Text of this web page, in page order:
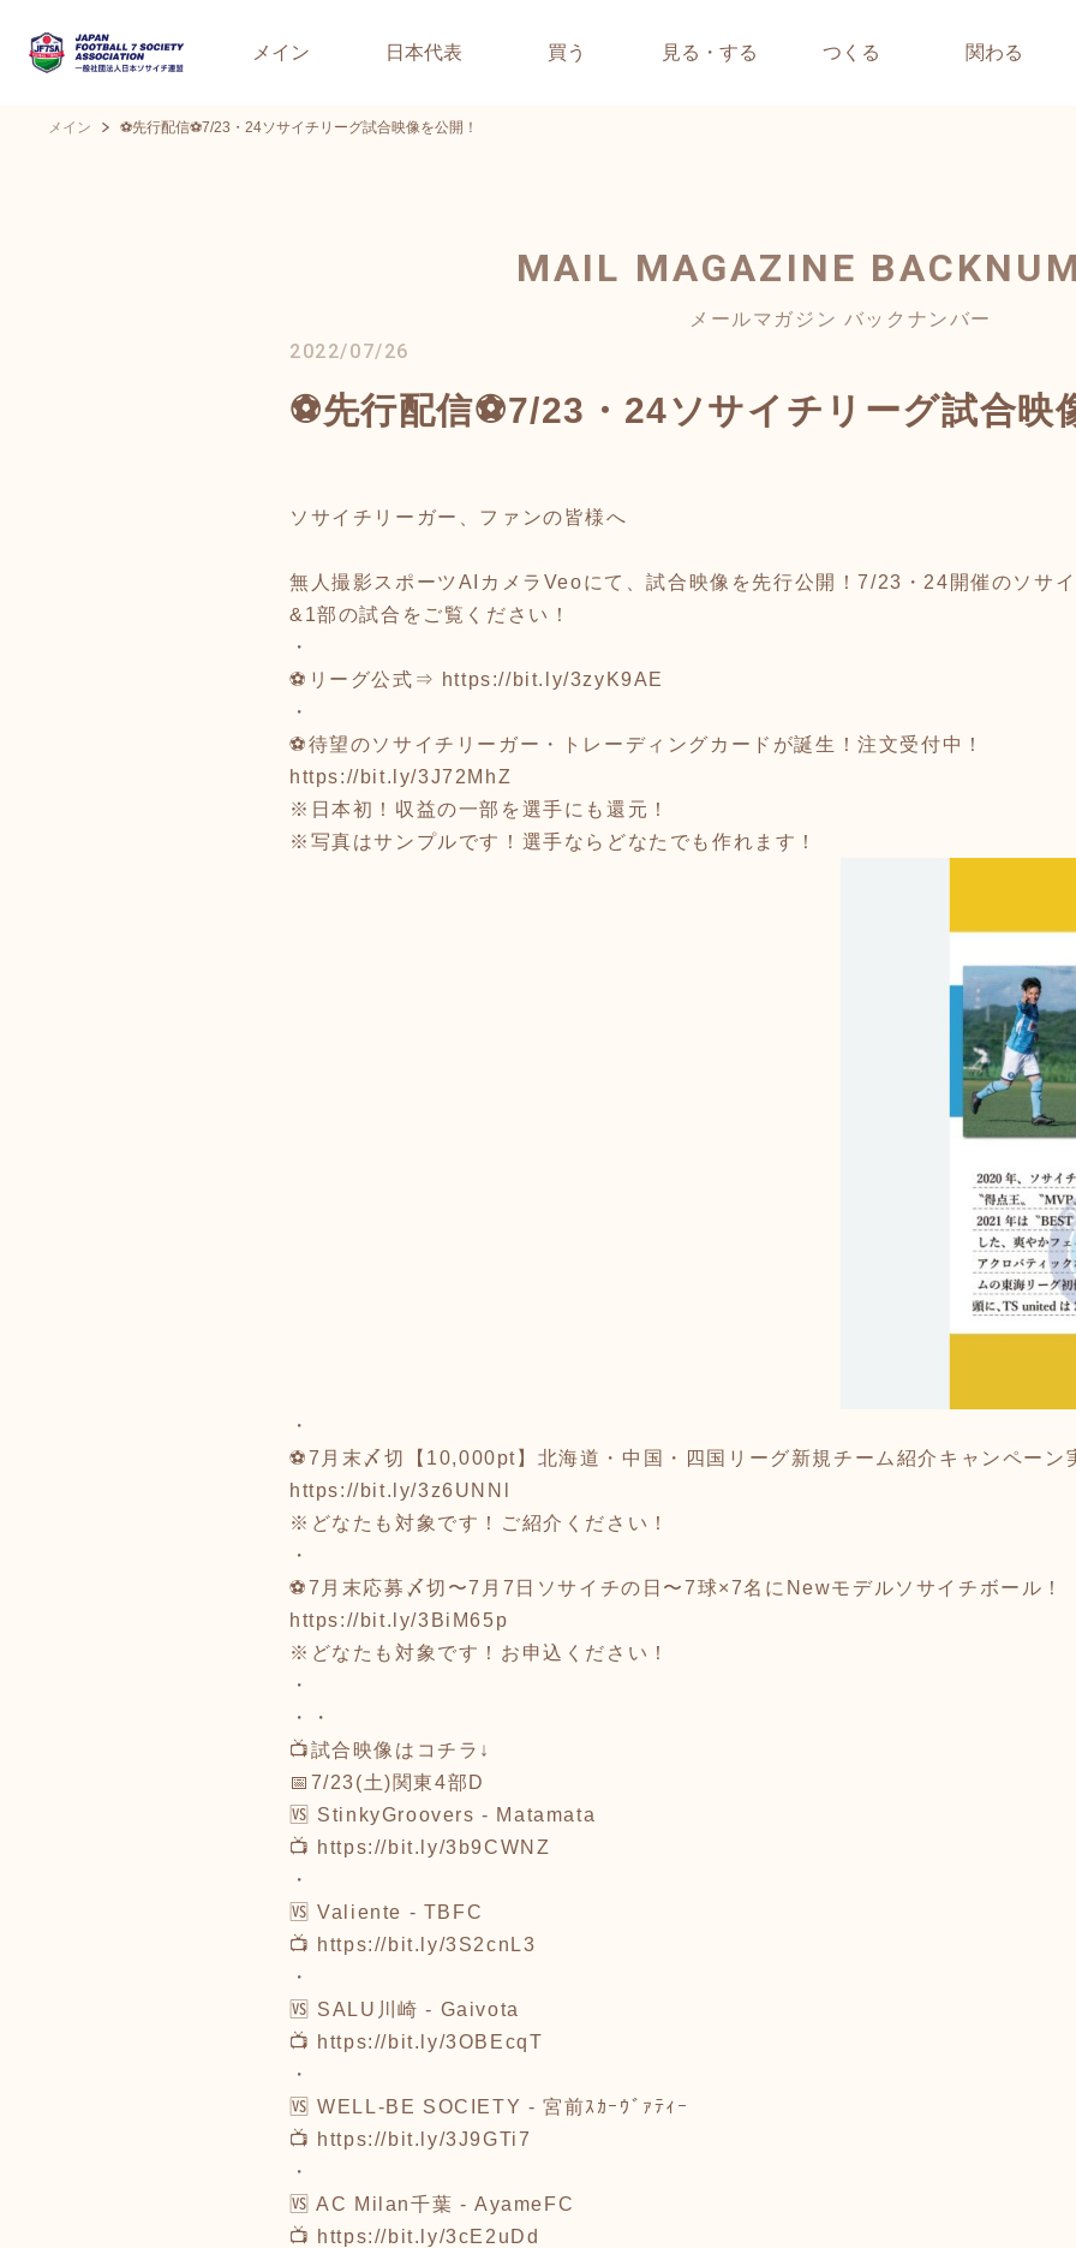
メイン 日本代表 買う 見る・する つくる 関わる
メイン ⚽先行配信⚽7/23・24ソサイチリーグ試合映像を公開！
MAIL MAGAZINE
メールマガジン バックナンバー
2022/07/26
⚽先行配信⚽7/23・24ソサイチリーグ試合映
ソサイチリーガー、ファンの皆様へ
無人撮影スポーツAIカメラVeoにて、試合映像を先行公開！7/23・24開催のソサ
&1部の試合をご覧ください！
・
⚽リーグ公式⇒ https://bit.ly/3zyK9AE
・
⚽待望のソサイチリーガー・トレーディングカードが誕生！注文受付中！
https://bit.ly/3J72MhZ
※日本初！収益の一部を選手にも還元！
※写真はサンプルです！選手ならどなたでも作れます！
・
⚽7月末〆切【10,000pt】北海道・中国・四国リーグ新規チーム紹介キャンペーン
https://bit.ly/3z6UNNl
※どなたも対象です！ご紹介ください！
・
⚽7月末応募〆切〜7月7日ソサイチの日〜7球×7名にNewモデルソサイチボール！
https://bit.ly/3BiM65p
※どなたも対象です！お申込ください！
・
・・
📺試合映像はコチラ↓
📅7/23(土)関東4部D
🆚 StinkyGroovers - Matamata
📺 https://bit.ly/3b9CWNZ
・
🆚 Valiente - TBFC
📺 https://bit.ly/3S2cnL3
・
🆚 SALU川崎 - Gaivota
📺 https://bit.ly/3OBEcqT
・
🆚 WELL-BE SOCIETY - 宮前ｽｶｰｳﾞｧﾃｨｰ
📺 https://bit.ly/3J9GTi7
・
🆚 AC Milan千葉 - AyameFC
📺 https://bit.ly/3cE2uDd